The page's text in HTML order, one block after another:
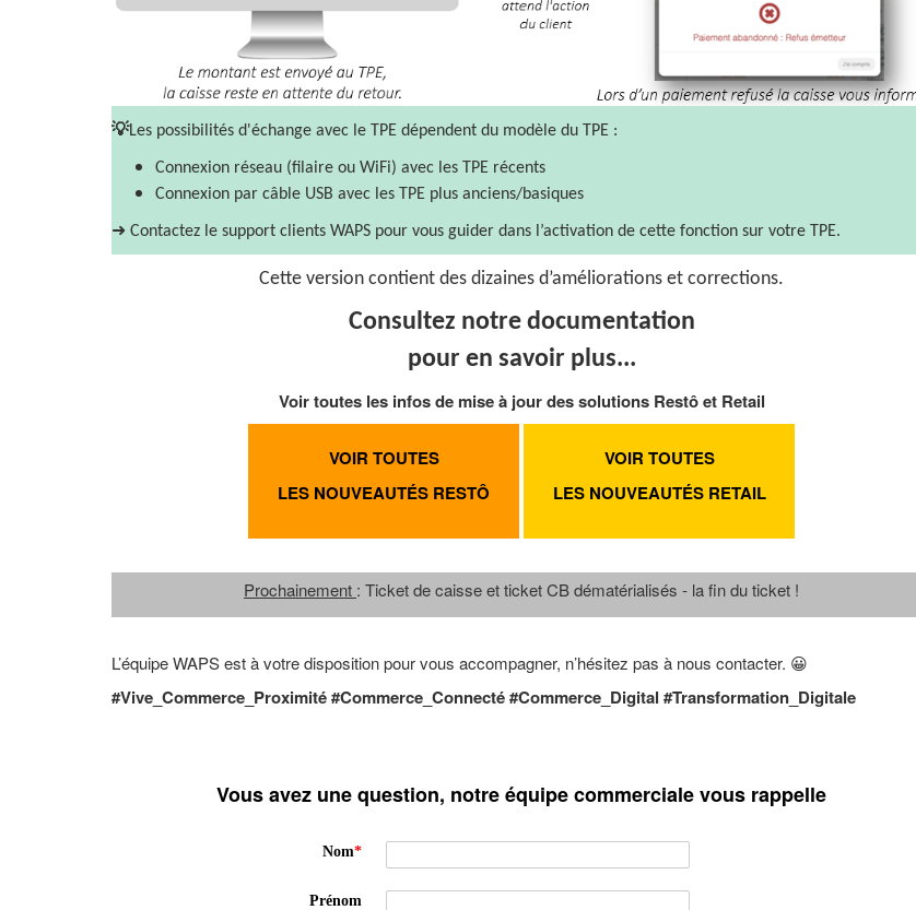
💡Les possibilités d'échange avec le TPE dépendent du modèle du TPE :
Connexion réseau (filaire ou WiFi) avec les TPE récents
Connexion par câble USB avec les TPE plus anciens/basiques
➜ Contactez le support clients WAPS pour vous guider dans l’activation de cette fonction sur votre TPE.
Cette version contient des dizaines d’améliorations et corrections.
Consultez notre documentation
pour en savoir plus...
Voir toutes les infos de mise à jour des solutions Restô et Retail
VOIR TOUTES
LES NOUVEAUTÉS RESTÔ
VOIR TOUTES
LES NOUVEAUTÉS RETAIL
Prochainement : Ticket de caisse et ticket CB dématérialisés - la fin du ticket !
L’équipe WAPS est à votre disposition pour vous accompagner, n’hésitez pas à nous contacter. 😀
#Vive_Commerce_Proximité #Commerce_Connecté #Commerce_Digital #Transformation_Digitale
Vous avez une question, notre équipe commerciale vous rappelle
Nom*
Prénom